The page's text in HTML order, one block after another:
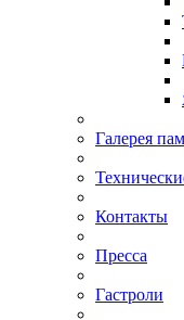
Галерея
Контакты
Пресса
Гастроли